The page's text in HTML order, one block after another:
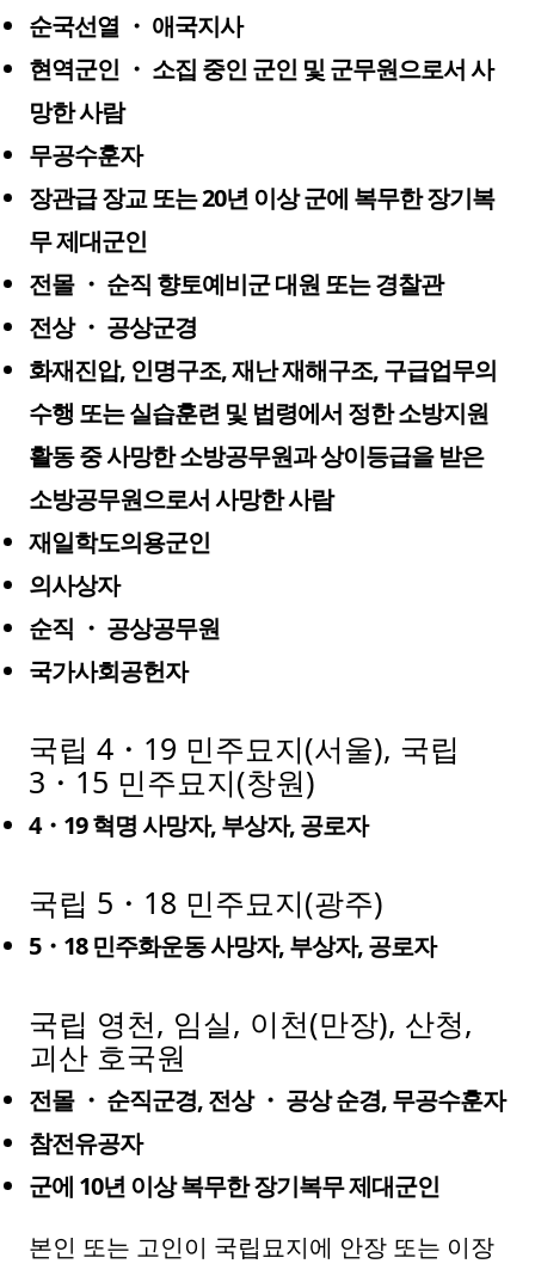
순국선열 ・ 애국지사
현역군인 ・ 소집 중인 군인 및 군무원으로서 사
망한 사람
무공수훈자
장관급 장교 또는 20년 이상 군에 복무한 장기복
무 제대군인
전몰 ・ 순직 향토예비군 대원 또는 경찰관
전상 ・ 공상군경
화재진압, 인명구조, 재난 재해구조, 구급업무의
수행 또는 실습훈련 및 법령에서 정한 소방지원
활동 중 사망한 소방공무원과 상이등급을 받은
소방공무원으로서 사망한 사람
재일학도의용군인
의사상자
순직 ・ 공상공무원
국가사회공헌자
국립 4・19 민주묘지(서울), 국립
3・15 민주묘지(창원)
4・19 혁명 사망자, 부상자, 공로자
국립 5・18 민주묘지(광주)
5・18 민주화운동 사망자, 부상자, 공로자
국립 영천, 임실, 이천(만장), 산청,
괴산 호국원
전몰 ・ 순직군경, 전상 ・ 공상 순경, 무공수훈자
참전유공자
군에 10년 이상 복무한 장기복무 제대군인
본인 또는 고인이 국립묘지에 안장 또는 이장